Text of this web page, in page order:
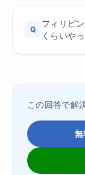
Q
フィリピ
くらいや
この回答で解
無